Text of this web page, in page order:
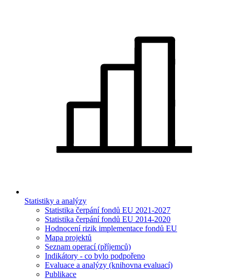
Statistiky a analýzy
Statistika čerpání fondů EU 2021-2027
Statistika čerpání fondů EU 2014-2020
Hodnocení rizik implementace fondů EU
Mapa projektů
Seznam operací (příjemců)
Indikátory - co bylo podpořeno
Evaluace a analýzy (knihovna evaluací)
Publikace